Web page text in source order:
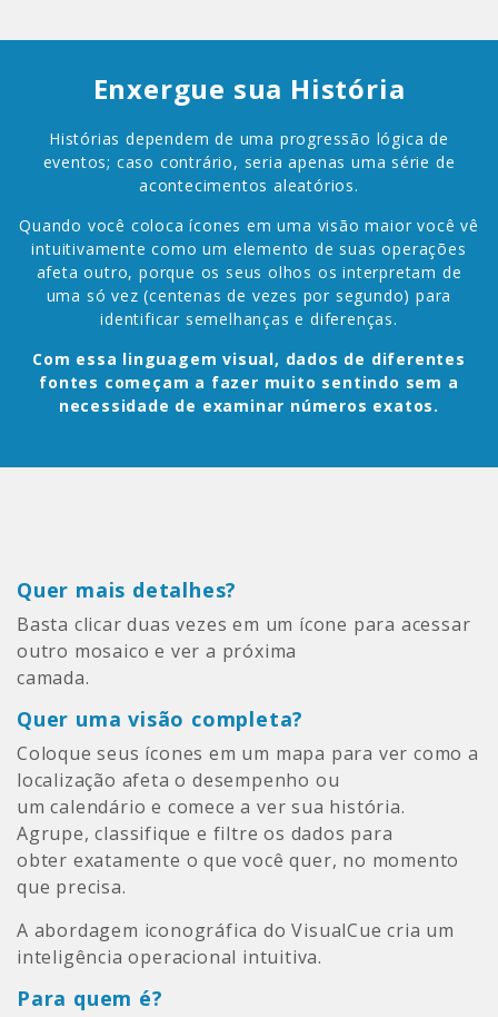
Enxergue sua História
Histórias dependem de uma progressão lógica de
eventos; caso contrário, seria apenas uma série de
acontecimentos aleatórios.
Quando você coloca ícones em uma visão maior você vê
intuitivamente como um elemento de suas operações
afeta outro, porque os seus olhos os interpretam de
uma só vez (centenas de vezes por segundo) para
identificar semelhanças e diferenças.
Com essa linguagem visual, dados de diferentes
fontes começam a fazer muito sentindo sem a
necessidade de examinar números exatos.
Quer mais detalhes?
Basta clicar duas vezes em um ícone para acessar
outro mosaico e ver a próxima
camada.
Quer uma visão completa?
Coloque seus ícones em um mapa para ver como a
localização afeta o desempenho ou
um calendário e comece a ver sua história.
Agrupe, classifique e filtre os dados para
obter exatamente o que você quer, no momento
que precisa.
A abordagem iconográfica do VisualCue cria um
inteligência operacional intuitiva.
Para quem é?